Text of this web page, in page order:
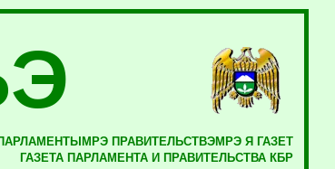
ПРАВИТЕЛЬСТВЭМРЭ Я ГАЗЕТ
ГАЗЕТА ПАРЛАМЕНТА И ПРАВИТЕЛЬСТВА КБР